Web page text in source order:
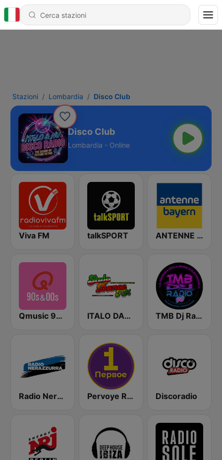
Stazioni Lombardia Disco Club
Disco Club
Lombardia - Online
Viva FM talkSPORT ANTENNE BAYERN
Qmusic 90's & 00's ITALO DANCE FM TMB Dj Radio 90
Radio Nerazzurra Pervoye Radio 89.1 FM (Первое радио) Discoradio